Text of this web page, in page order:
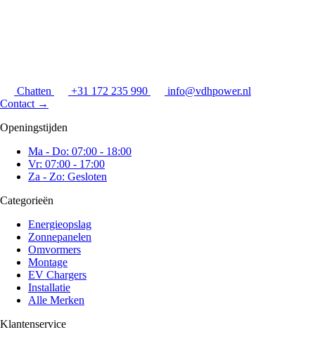
Chatten +31 172 235 990
info@vdhpower.nl
Contact →
Openingstijden
Ma - Do: 07:00 - 18:00
Vr: 07:00 - 17:00
Za - Zo: Gesloten
Categorieën
Energieopslag
Zonnepanelen
Omvormers
Montage
EV Chargers
Installatie
Alle Merken
Klantenservice